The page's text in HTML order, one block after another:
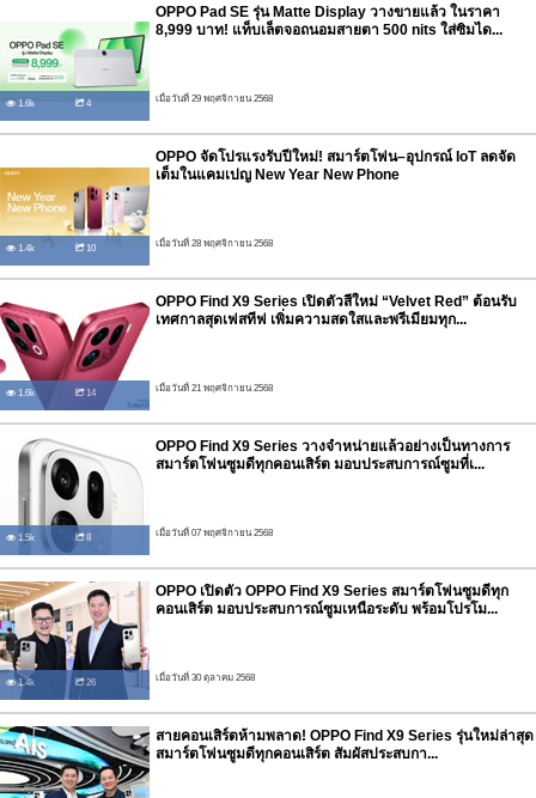
1.6k 4
OPPO Pad SE รุ่น Matte Display วางขายแล้ว ในราคา
8,999 บาท! แท็บเล็ตจอถนอมสายตา 500 nits ใส่ซิมได...
เมื่อวันที่ 29 พฤศจิกายน 2568
1.4k 10
OPPO จัดโปรแรงรับปีใหม่! สมาร์ตโฟน–อุปกรณ์ IoT ลดจัด
เต็มในแคมเปญ New Year New Phone
เมื่อวันที่ 28 พฤศจิกายน 2568
1.6k 14
OPPO Find X9 Series เปิดตัวสีใหม่ “Velvet Red” ต้อนรับ
เทศกาลสุดเฟสทีฟ เพิ่มความสดใสและพรีเมียมทุก...
เมื่อวันที่ 21 พฤศจิกายน 2568
1.5k 8
OPPO Find X9 Series วางจำหน่ายแล้วอย่างเป็นทางการ
สมาร์ตโฟนซูมดีทุกคอนเสิร์ต มอบประสบการณ์ซูมที่เ...
เมื่อวันที่ 07 พฤศจิกายน 2568
1.4k 26
OPPO เปิดตัว OPPO Find X9 Series สมาร์ตโฟนซูมดีทุก
คอนเสิร์ต มอบประสบการณ์ซูมเหนือระดับ พร้อมโปรโม...
เมื่อวันที่ 30 ตุลาคม 2568
สายคอนเสิร์ตห้ามพลาด! OPPO Find X9 Series รุ่นใหม่ล่าสุด
สมาร์ตโฟนซูมดีทุกคอนเสิร์ต สัมผัสประสบกา...